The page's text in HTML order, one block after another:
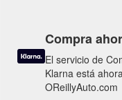
Compra
El servicio de
Klarna está
OReillyAuto.com